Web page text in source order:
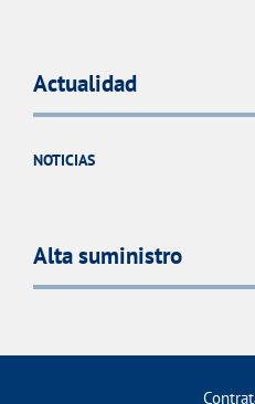
Actualidad
NOTICIAS
Alta suministro